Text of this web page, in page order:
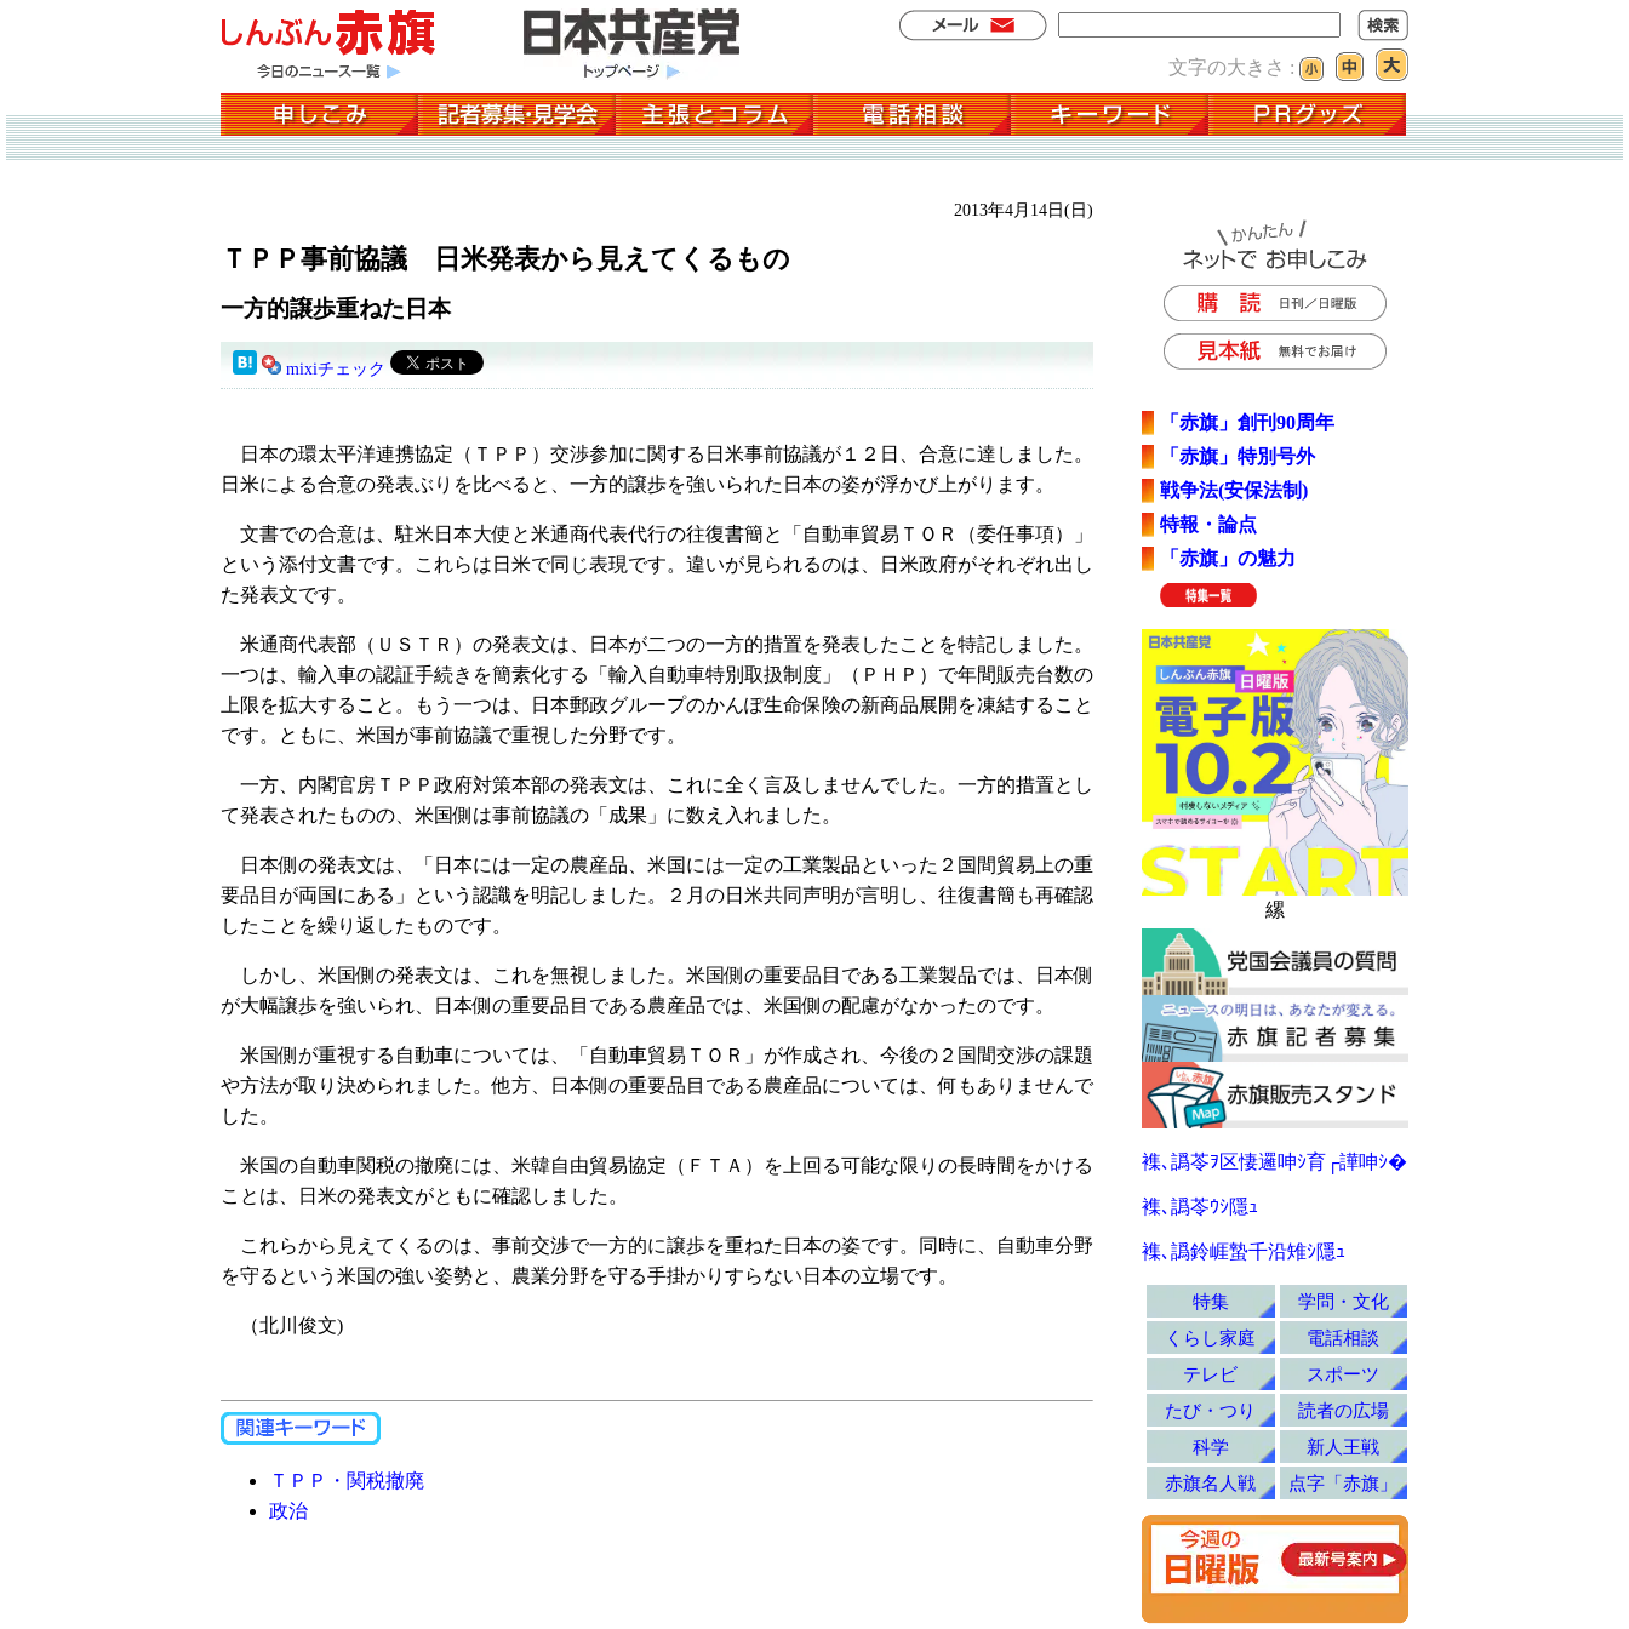
文字の大きさ :
2013年4月14日(日)
ＴＰＰ事前協議 日米発表から見えてくるもの
一方的譲歩重ねた日本
mixiチェック
日本の環太平洋連携協定（ＴＰＰ）交渉参加に関する日米事前協議が１２日、合意に達しました。
日米による合意の発表ぶりを比べると、一方的譲歩を強いられた日本の姿が浮かび上がります。
文書での合意は、駐米日本大使と米通商代表代行の往復書簡と「自動車貿易ＴＯＲ（委任事項）」
という添付文書です。これらは日米で同じ表現です。違いが見られるのは、日米政府がそれぞれ出し
た発表文です。
米通商代表部（ＵＳＴＲ）の発表文は、日本が二つの一方的措置を発表したことを特記しました。
一つは、輸入車の認証手続きを簡素化する「輸入自動車特別取扱制度」（ＰＨＰ）で年間販売台数の
上限を拡大すること。もう一つは、日本郵政グループのかんぽ生命保険の新商品展開を凍結すること
です。ともに、米国が事前協議で重視した分野です。
一方、内閣官房ＴＰＰ政府対策本部の発表文は、これに全く言及しませんでした。一方的措置とし
て発表されたものの、米国側は事前協議の「成果」に数え入れました。
日本側の発表文は、「日本には一定の農産品、米国には一定の工業製品といった２国間貿易上の重
要品目が両国にある」という認識を明記しました。２月の日米共同声明が言明し、往復書簡も再確認
したことを繰り返したものです。
しかし、米国側の発表文は、これを無視しました。米国側の重要品目である工業製品では、日本側
が大幅譲歩を強いられ、日本側の重要品目である農産品では、米国側の配慮がなかったのです。
米国側が重視する自動車については、「自動車貿易ＴＯＲ」が作成され、今後の２国間交渉の課題
や方法が取り決められました。他方、日本側の重要品目である農産品については、何もありませんで
した。
米国の自動車関税の撤廃には、米韓自由貿易協定（ＦＴＡ）を上回る可能な限りの長時間をかける
ことは、日米の発表文がともに確認しました。
これらから見えてくるのは、事前交渉で一方的に譲歩を重ねた日本の姿です。同時に、自動車分野
を守るという米国の強い姿勢と、農業分野を守る手掛かりすらない日本の立場です。
（北川俊文)
ＴＰＰ・関税撤廃
政治
「赤旗」創刊90周年
「赤旗」特別号外
戦争法(安保法制)
特報・論点
「赤旗」の魅力
縲
襍､譌苓ｦ区悽邏呻ｼ育┌譁呻ｼ�
襍､譌苓ｳｼ隱ｭ
襍､譌鈴崕蟄千沿雉ｼ隱ｭ
特集
学問・文化
くらし家庭
電話相談
テレビ
スポーツ
たび・つり
読者の広場
科学
新人王戦
赤旗名人戦
点字「赤旗」